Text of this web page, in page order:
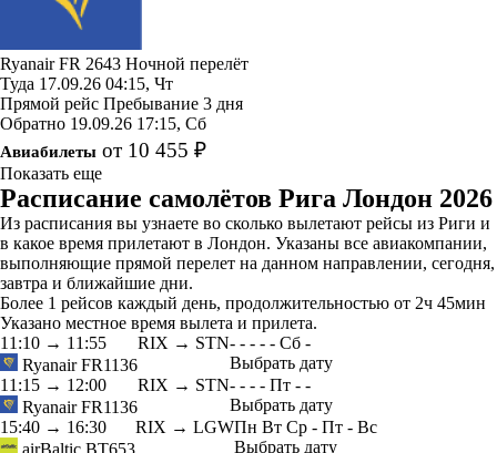
RyanairFR 2643 Ночной перелёт
Туда 17.09.26 04:15, Чт
Прямой рейс Пребывание 3 дня
Обратно 19.09.26 17:15, Сб
Авиабилеты от 10 455 ₽
Показать еще
Расписание самолётов Рига Лондон 2026
Из расписания вы узнаете во сколько вылетают рейсы из Риги и
в какое время прилетают в Лондон. Указаны все авиакомпании,
выполняющие прямой перелет на данном направлении, сегодня,
завтра и ближайшие дни.
Более 1 рейсов каждый день, продолжительностью от 2ч 45мин
Указано местное время вылета и прилета.
11:10 → 11:55
RyanairFR1136
RIX → STN- - - - - Сб -
Выбрать дату
11:15 → 12:00
RyanairFR1136
RIX → STN- - - - Пт - -
Выбрать дату
15:40 → 16:30
airBaltic BT653
RIX → LGWПн Вт Ср - Пт - Вс
Выбрать дату